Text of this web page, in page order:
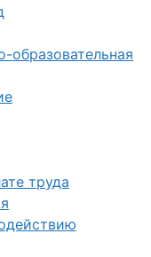
образовательная
труда